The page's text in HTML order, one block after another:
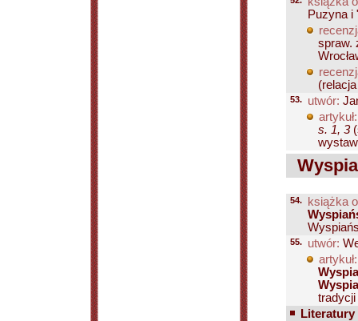
Puzyna i
spraw.
53. utwór:
artykuł:
s. 1, 3
54.
książka
55. utwór:
artykuł:
tradycji
Literatury